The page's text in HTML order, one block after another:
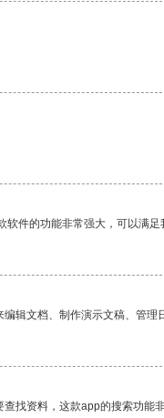
件的功能非常强大，可以满
辑文档、制作演示文稿、管理
找资料，这款app的搜索功能